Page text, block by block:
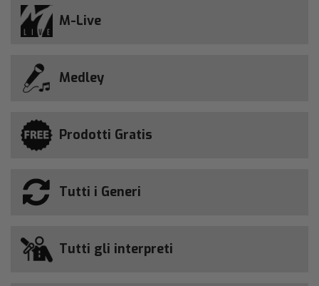
M-Live
Medley
Prodotti Gratis
Tutti i Generi
Tutti gli interpreti